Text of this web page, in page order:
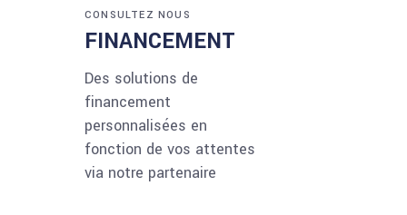
CONSULTEZ NOUS
FINANCEMENT
Des solutions de
financement
personnalisées en
fonction de vos attentes
via notre partenaire